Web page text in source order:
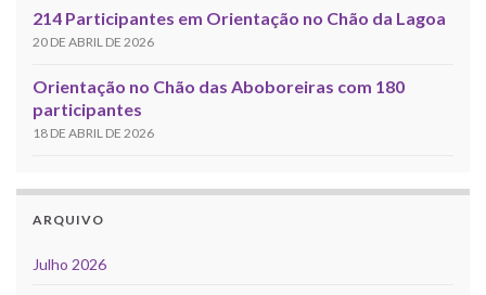
214 Participantes em Orientação no Chão da Lagoa
20 DE ABRIL DE 2026
Orientação no Chão das Aboboreiras com 180
participantes
18 DE ABRIL DE 2026
ARQUIVO
Julho 2026